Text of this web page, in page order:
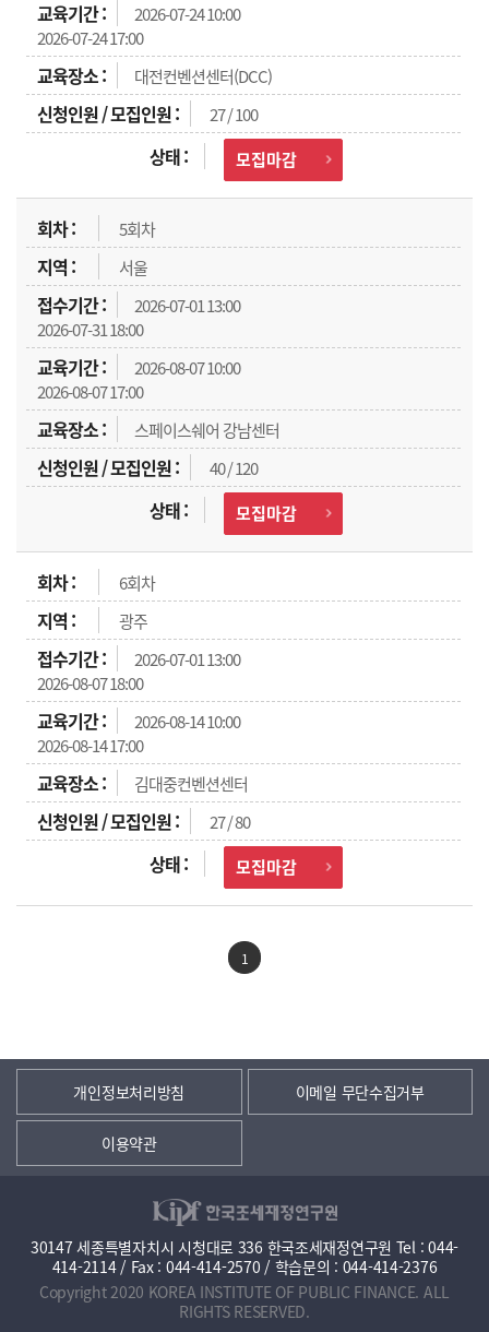
2026-07-24 10:00
2026-07-24 17:00
대전컨벤션센터(DCC)
27 / 100
모집마감
5회차
서울
2026-07-01 13:00
2026-07-31 18:00
2026-08-07 10:00
2026-08-07 17:00
스페이스쉐어 강남센터
40 / 120
모집마감
6회차
광주
2026-07-01 13:00
2026-08-07 18:00
2026-08-14 10:00
2026-08-14 17:00
김대중컨벤션센터
27 / 80
모집마감
1
개인정보처리방침 이메일 무단수집거부
이용약관
30147 세종특별자치시 시청대로 336 한국조세재정연구원 Tel : 044-
414-2114 / Fax : 044-414-2570 / 학습문의 : 044-414-2376
Copyright 2020 KOREA INSTITUTE OF PUBLIC FINANCE. ALL
RIGHTS RESERVED.